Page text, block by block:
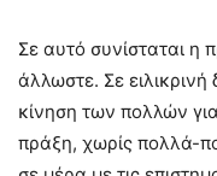
Σε αυτό συνίσταται
άλλωστε. Σε
κίνηση των πολλών
πράξη, χωρίς πολλά-